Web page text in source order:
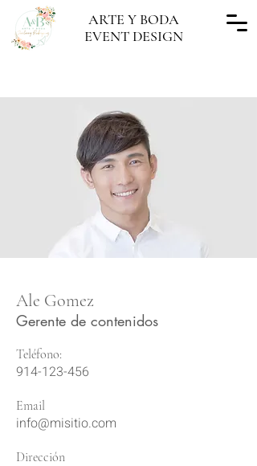
ARTE Y BODA
EVENT DESIGN
Ale Gomez
Gerente de contenidos
Teléfono:
914-123-456
Email
info@misitio.com
Dirección